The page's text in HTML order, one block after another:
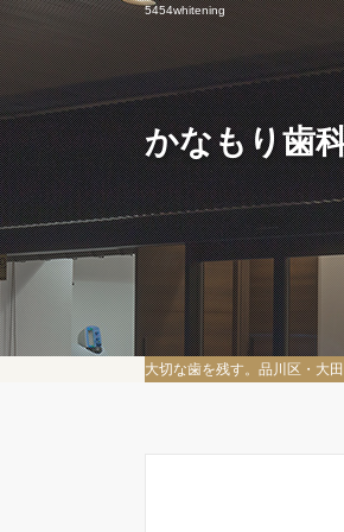
5454whitening
かなもり歯
大切な歯を残す。品川区・大